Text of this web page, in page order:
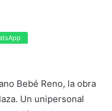
Bebé Reno, la obra
Un unipersonal